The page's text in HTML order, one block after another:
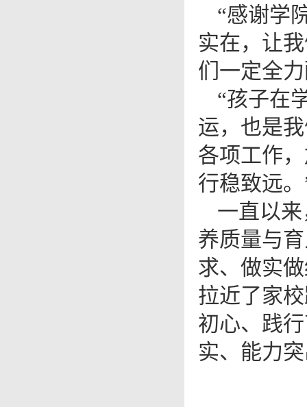
“感谢学
实在，让
们一定全
“孩子在
运，也是
各项工作
行稳致远。
一直以
养质量与
求、做实
拉近了家
初心、践
实、能力